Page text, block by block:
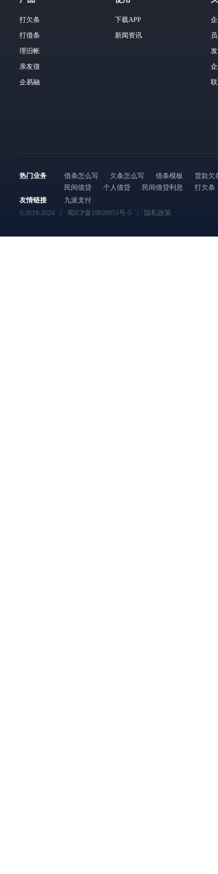
打欠条
打借条
理旧帐
亲友借
企易融
下载APP
新闻资讯
热门业务 借条怎么写 欠条怎么写 借条模板
货款欠
民间借贷
个人借贷 民间借贷利息
打欠条
友情链接
九派支付
©2019-2024
蜀ICP备19020051号-5 隐私政策